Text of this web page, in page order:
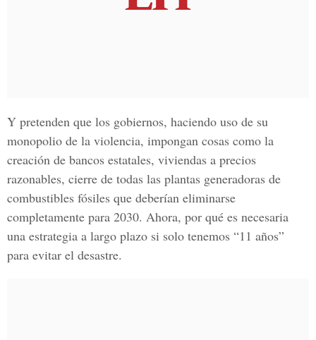
Y pretenden que los gobiernos, haciendo uso de su
monopolio de la violencia, impongan cosas como la
creación de bancos estatales, viviendas a precios
razonables, cierre de todas las plantas generadoras de
combustibles fósiles que deberían eliminarse
completamente para 2030. Ahora, por qué es necesaria
una estrategia a largo plazo si solo tenemos “11 años”
para evitar el desastre.